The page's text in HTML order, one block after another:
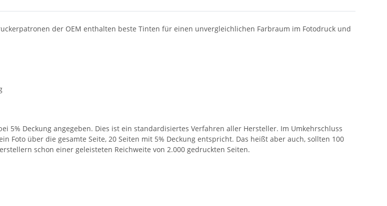
der OEM enthalten beste Tinten für einen unvergleichlichen Farbraum im Fotodruck und
5% Deckung angegeben. Dies ist ein standardisiertes Verfahren aller Hersteller. Im Umkehrschluss
Foto über die gesamte Seite, 20 Seiten mit 5% Deckung entspricht. Das heißt aber auch, sollten 100
schon einer geleisteten Reichweite von 2.000 gedruckten Seiten.